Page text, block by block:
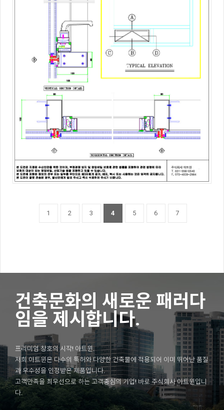
1 2 3 4 5 6 7
건축문화의 새로운 패러다
임을 제시합니다.
프리미엄 창호의 시작! 아트윈.
저희 아트윈은 다수의 특허와 다양한 건축물에 적용되어 이미 뛰어난 품질
과 우수성을 인정받은 제품입니다.
고객만족을 최우선으로 하는 고객중심의 기업! 바로 주식회사 아트윈입니
다.